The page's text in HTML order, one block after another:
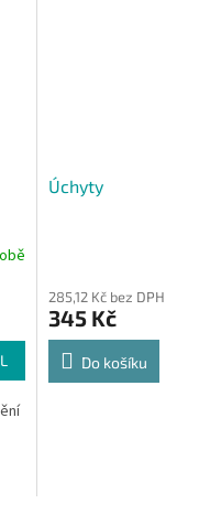
Úchyty
285,12 Kč bez DPH
345 Kč
Do košíku